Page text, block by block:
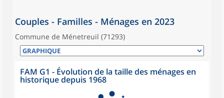
Couples - Familles - Ménages en 2023
Commune de Ménetreuil (71293)
FAM G1 - Évolution de la taille des ménages en
historique depuis 1968